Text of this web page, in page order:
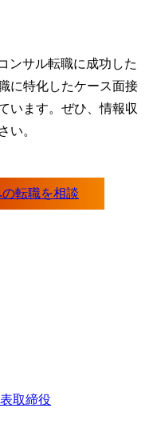
ンサル転職に成功した
に特化したケース面接
います。ぜひ、情報収
い。
取締役